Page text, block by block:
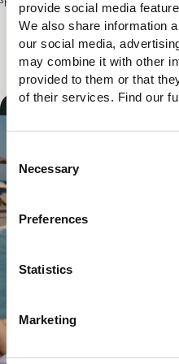
provide social media
We also share information
our social media,
may combine it with other
provided to them or that
of their services. Find our
n
s
e
l
Necessary
Preferences
Statistics
Marketing
Jetzt buchen Mehr